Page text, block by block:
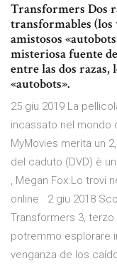
Transformers Dos
transformables (los
amistosos
misteriosa fuente
entre las dos
«autobots».
25 giu 2019 La
incassato nel mondo
MyMovies merita un
del caduto (DVD) è
, Megan Fox.Lo trovi
online 2 giu 2018
Transformers 3, terzo
potremmo esplorare
venganza de los